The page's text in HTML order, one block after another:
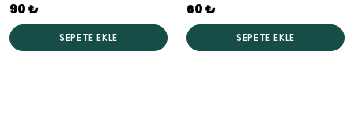
90 ₺
SEPETE EKLE
60 ₺
SEPETE EKLE